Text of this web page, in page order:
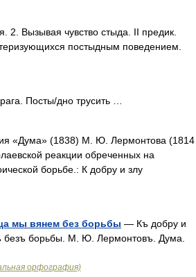
2. Вызывая чувство стыда. II предик.
постыдным поведением.
Посты/дно трусить …
«Дума» (1838) М. Ю. Лермонтова (1814
реакции обреченных на
борьбе.: К добру и злу
мы вянем без борьбы — Къ добру и
борьбы. М. Ю. Лермонтовъ. Дума.
орфография)